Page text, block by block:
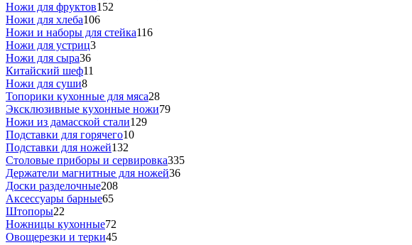
Ножи для фруктов152
Ножи для хлеба106
Ножи и наборы для стейка116
Ножи для устриц3
Ножи для сыра36
Китайский шеф11
Ножи для суши8
Топорики кухонные для мяса28
Эксклюзивные кухонные ножи79
Ножи из дамасской стали129
Подставки для горячего10
Подставки для ножей132
Столовые приборы и сервировка335
Держатели магнитные для ножей36
Доски разделочные208
Аксессуары барные65
Штопоры22
Ножницы кухонные72
Овощерезки и терки45